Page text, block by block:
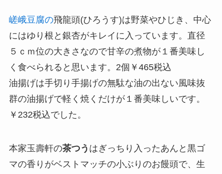
嵯峨豆腐の飛龍頭(ひろうす)は野菜やひじき、中心
にはゆり根と銀杏がキレイに入っています。直径
５ｃｍ位の大きさなので甘辛の煮物が１番美味し
く食べられると思います。2個￥465税込
油揚げは手切り手揚げの無駄な油の出ない風味抜
群の油揚げで軽く焼くだけが１番美味しいです。
￥232税込でした。
本家玉壽軒の茶つう はぎっちり入ったあんと黒ゴ
マの香りがベストマッチの小ぶりのお饅頭で、生